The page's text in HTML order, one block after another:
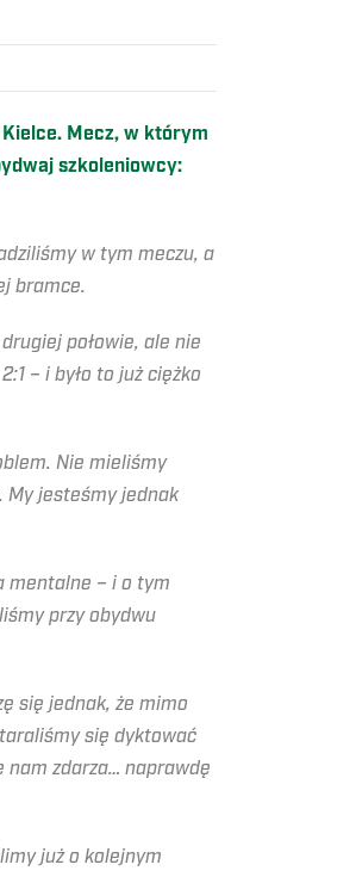
Mecz, w którym
szkoleniowcy:
w tym meczu, a
bramce.
połowie, ale nie
– i było to już ciężko
Nie mieliśmy
My jesteśmy jednak
mentalne – i o tym
przy obydwu
się jednak, że mimo
się dyktować
nam zdarza… naprawdę
już o kolejnym